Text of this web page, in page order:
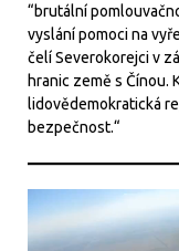
“brutální
vyslání pomoci na
čelí Severokorejci v
hranic země s Čínou.
lidovědemokratická
bezpečnost.“